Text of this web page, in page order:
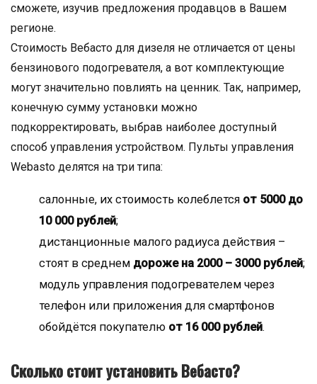
сможете, изучив предложения продавцов в Вашем
регионе.
Стоимость Вебасто для дизеля не отличается от цены
бензинового подогревателя, а вот комплектующие
могут значительно повлиять на ценник. Так, например,
конечную сумму установки можно
подкорректировать, выбрав наиболее доступный
способ управления устройством. Пульты управления
Webasto делятся на три типа:
салонные, их стоимость колеблется от 5000 до
10 000 рублей;
дистанционные малого радиуса действия –
стоят в среднем дороже на 2000 – 3000 рублей;
модуль управления подогревателем через
телефон или приложения для смартфонов
обойдётся покупателю от 16 000 рублей.
Сколько стоит установить Вебасто?